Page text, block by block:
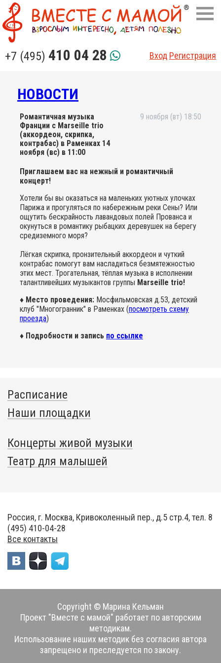
+7 (495) 410 04 28 Вход Регистрация
НОВОСТИ
Романтичная музыка
Франции с Marseille trio
(аккордеон, скрипка,
контрабас) в Раменках 14
ноября (вс) в 11:00
9 ноября (вт) 18:50
Приглашаем вас на нежный и романтичный
концерт!
Хотели бы вы оказаться на маленьких уютных улочках
Парижа и прогуляться по набережным реки Сены? Или
ощутить бескрайность лавандовых полей Прованса и
окунуться в романтику рыбацких деревушек на берегу
средиземного моря?
Лёгкая скрипка, пронзительный аккордеон и чуткий
контрабас помогут вам насладиться безмятежностью
этих мест. Трогательная, тёплая музыка в исполнении
талантливейших музыкантов группы Marseille trio!
♦ Место проведения: Мосфильмовская д.53, детский
клуб "Многогранник" в Раменках (посмотреть схему
проезда)
♦ Подробности и запись по ссылке
Расписание
Наши площадки
Концерты живой музыки
Театр для малышей
Россия, г. Москва, Кривоколенный пер., д.5 стр.4, тел. 8
(495) 410-04-28
Все контакты
Copyright © Марина Кельман
Проект "Вместе с мамой" работает по авторским
методикам.
Использование наших методик без согласия автора
запрещено и преследуется по закону.